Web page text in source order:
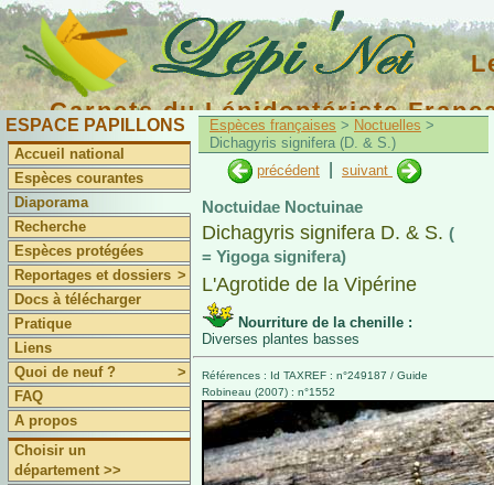
Carnets du Lépidoptériste
ESPACE PAPILLONS
Accueil national
Espèces courantes
Diaporama
Recherche
Espèces protégées
Reportages et dossiers >
Docs à télécharger
Pratique
Liens
Quoi de neuf ?
>
FAQ
A propos
Choisir un
département >>
Espèces françaises > Noctuelles >
Dichagyris signifera (D. & S.)
précédent
suivant
Noctuidae Noctuinae
Dichagyris signifera D. & S. (
= Yigoga signifera)
L'Agrotide de la Vipérine
Nourriture de la chenille :
Diverses plantes basses
Références : Id TAXREF : n°249187 / Guide
Robineau (2007) : n°1552